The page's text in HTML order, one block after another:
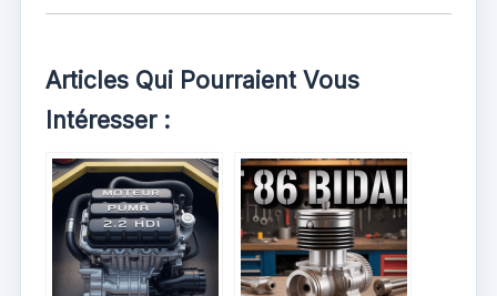
Articles Qui Pourraient Vous
Intéresser :